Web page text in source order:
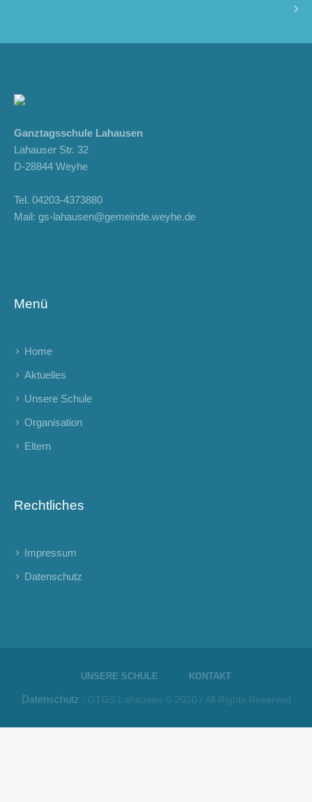
Ganztagsschule Lahausen
Lahauser Str. 32
D-28844 Weyhe
Tel.04203-4373880
Mail:gs-lahausen@gemeinde.weyhe.de
Menü
Home
Aktuelles
Unsere Schule
Organisation
Eltern
Rechtliches
Impressum
Datenschutz
UNSERE SCHULE KONTAKT
Datenschutz / GTGS Lahausen © 2020 / All Rights Reserved